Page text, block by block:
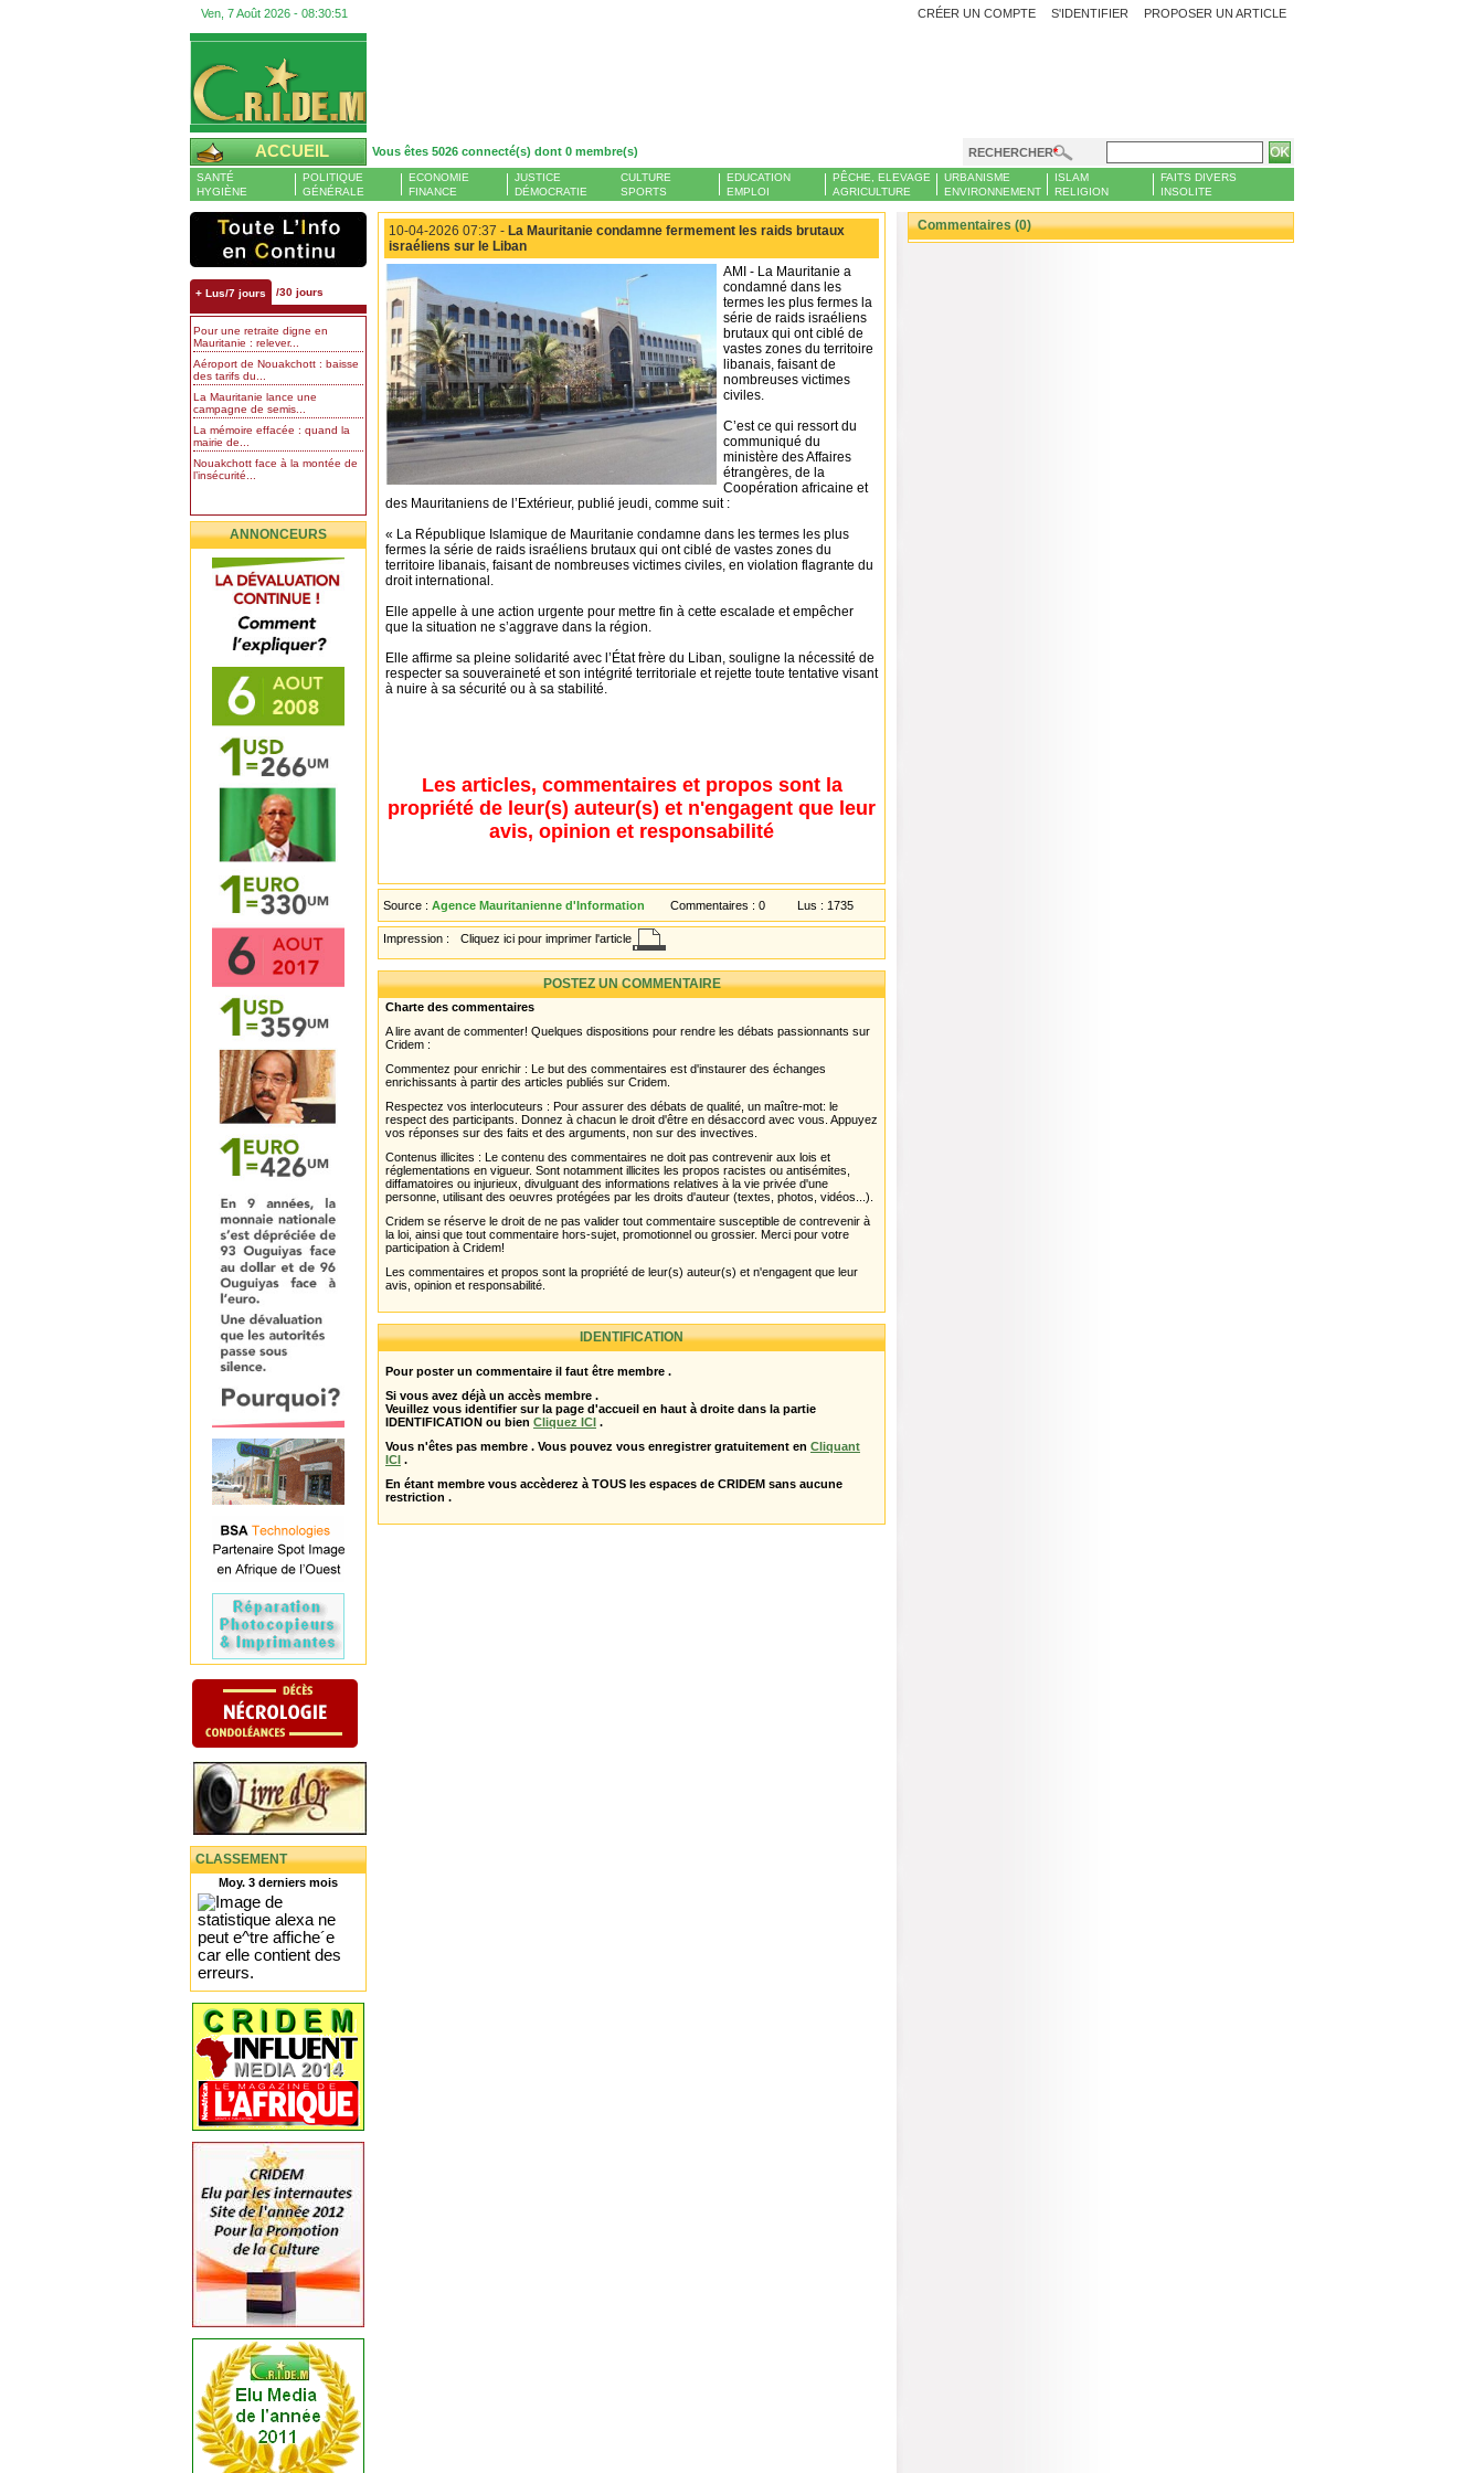
Ven, 7 Août 2026 - 08:30:52 PROPOSER UN ARTICLE
CRÉER UN COMPTE S'IDENTIFIER
ACCUEIL Vous êtes 5026 connecté(s) dont 0 membre(s) RECHERCHER
SANTÉ
HYGIÈNE
POLITIQUE
GÉNÉRALE
ECONOMIE
FINANCE
JUSTICE
DÉMOCRATIE
CULTURE
SPORTS
EDUCATION
EMPLOI
PÊCHE, ELEVAGE
AGRICULTURE
URBANISME
ENVIRONNEMENT
ISLAM
RELIGION
FAITS DIVERS
INSOLITE
+ Lus/7 jours /30 jours
Pour une retraite digne en
Mauritanie : relever...
Aéroport de Nouakchott : baisse
des tarifs du...
La Mauritanie lance une
campagne de semis...
La mémoire effacée : quand la
mairie de...
Nouakchott face à la montée de
l’insécurité...
ANNONCEURS
CLASSEMENT
Moy. 3 derniers mois
10-04-2026 07:37 - La Mauritanie condamne fermement les raids brutaux
israéliens sur le Liban
AMI - La Mauritanie a
condamné dans les
termes les plus fermes la
série de raids israéliens
brutaux qui ont ciblé de
vastes zones du territoire
libanais, faisant de
nombreuses victimes
civiles.
C’est ce qui ressort du
communiqué du
ministère des Affaires
étrangères, de la
Coopération africaine et
des Mauritaniens de l’Extérieur, publié jeudi, comme suit :
« La République Islamique de Mauritanie condamne dans les termes les plus
fermes la série de raids israéliens brutaux qui ont ciblé de vastes zones du
territoire libanais, faisant de nombreuses victimes civiles, en violation flagrante du
droit international.
Elle appelle à une action urgente pour mettre fin à cette escalade et empêcher
que la situation ne s’aggrave dans la région.
Elle affirme sa pleine solidarité avec l’État frère du Liban, souligne la nécessité de
respecter sa souveraineté et son intégrité territoriale et rejette toute tentative visant
à nuire à sa sécurité ou à sa stabilité.
Les articles, commentaires et propos sont la
propriété de leur(s) auteur(s) et n'engagent que leur
avis, opinion et responsabilité
Source : Agence Mauritanienne d'Information Commentaires : 0 Lus : 1735
Impression : Cliquez ici pour imprimer l'article
POSTEZ UN COMMENTAIRE
Charte des commentaires
A lire avant de commenter! Quelques dispositions pour rendre les débats passionnants sur
Cridem :
Commentez pour enrichir : Le but des commentaires est d'instaurer des échanges
enrichissants à partir des articles publiés sur Cridem.
Respectez vos interlocuteurs : Pour assurer des débats de qualité, un maître-mot: le
respect des participants. Donnez à chacun le droit d'être en désaccord avec vous. Appuyez
vos réponses sur des faits et des arguments, non sur des invectives.
Contenus illicites : Le contenu des commentaires ne doit pas contrevenir aux lois et
réglementations en vigueur. Sont notamment illicites les propos racistes ou antisémites,
diffamatoires ou injurieux, divulguant des informations relatives à la vie privée d'une
personne, utilisant des oeuvres protégées par les droits d'auteur (textes, photos, vidéos...).
Cridem se réserve le droit de ne pas valider tout commentaire susceptible de contrevenir à
la loi, ainsi que tout commentaire hors-sujet, promotionnel ou grossier. Merci pour votre
participation à Cridem!
Les commentaires et propos sont la propriété de leur(s) auteur(s) et n'engagent que leur
avis, opinion et responsabilité.
IDENTIFICATION
Pour poster un commentaire il faut être membre .
Si vous avez déjà un accès membre .
Veuillez vous identifier sur la page d'accueil en haut à droite dans la partie
IDENTIFICATION ou bien Cliquez ICI .
Vous n'êtes pas membre . Vous pouvez vous enregistrer gratuitement en Cliquant
ICI .
En étant membre vous accèderez à TOUS les espaces de CRIDEM sans aucune
restriction .
Commentaires (0)